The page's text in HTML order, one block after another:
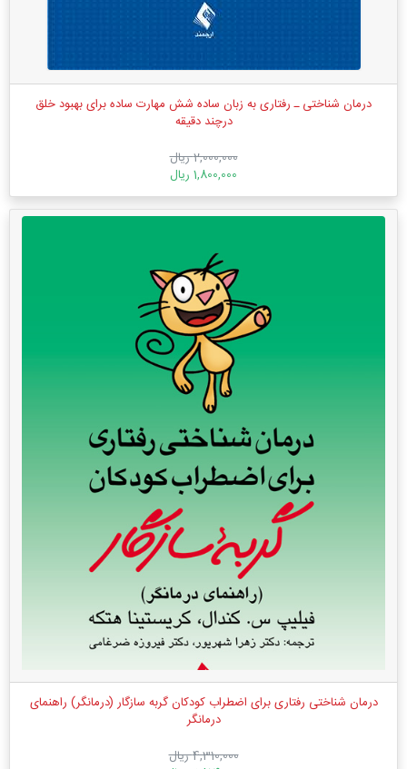
درمان شناختی ـ رفتاری به ‌زبان ساده شش مهارت ساده برای بهبود خلق
درچند دقیقه
2,000,000 ریال
1,800,000 ریال
درمان شناختی رفتاری برای اضطراب کودکان گربه سازگار (درمانگر) راهنمای
درمانگر
4,310,000 ریال